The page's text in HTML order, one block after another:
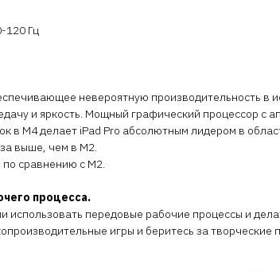
120 Гц
невероятную производительность в
и яркость. Мощный графический процессор с
в M4 делает iPad Pro абсолютным лидером в
выше, чем в M2.
сравнению с M2.
процесса.
использовать передовые рабочие процессы и
игры и беритесь за